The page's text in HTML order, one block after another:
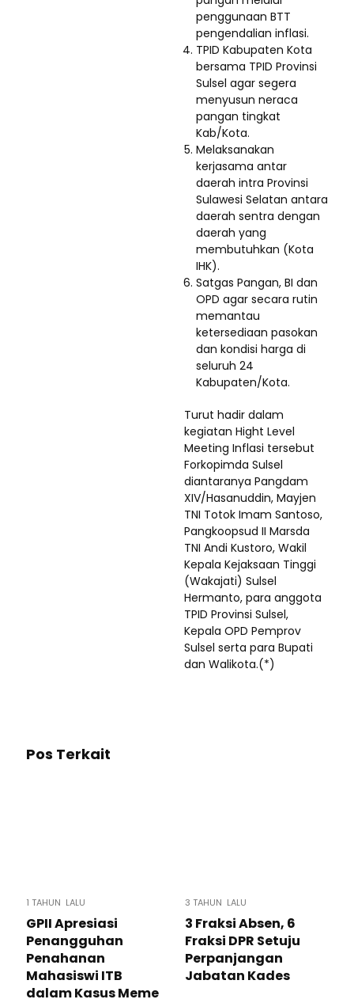
penggunaan BTT
pengendalian inflasi.
TPID Kabupaten Kota
bersama TPID Provinsi
Sulsel agar segera
menyusun neraca
pangan tingkat
Kab/Kota.
Melaksanakan
kerjasama antar
daerah intra Provinsi
Sulawesi Selatan antara
daerah sentra dengan
daerah yang
membutuhkan (Kota
IHK).
Satgas Pangan, BI dan
OPD agar secara rutin
memantau
ketersediaan pasokan
dan kondisi harga di
seluruh 24
Kabupaten/Kota.
Turut hadir dalam
kegiatan Hight Level
Meeting Inflasi tersebut
Forkopimda Sulsel
diantaranya Pangdam
XIV/Hasanuddin, Mayjen
TNI Totok Imam Santoso,
Pangkoopsud II Marsda
TNI Andi Kustoro, Wakil
Kepala Kejaksaan Tinggi
(Wakajati) Sulsel
Hermanto, para anggota
TPID Provinsi Sulsel,
Kepala OPD Pemprov
Sulsel serta para Bupati
dan Walikota.(*)
Pos Terkait
1 TAHUN LALU
GPII Apresiasi
Penangguhan
Penahanan
Mahasiswi ITB
dalam Kasus Meme
3 TAHUN LALU
3 Fraksi Absen, 6
Fraksi DPR Setuju
Perpanjangan
Jabatan Kades